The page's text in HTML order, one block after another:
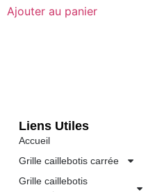
Ajouter au panier
Liens Utiles
Accueil
Grille caillebotis carrée
Grille caillebotis